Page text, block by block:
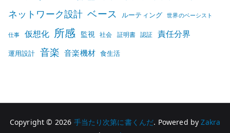
ネットワーク設計 ベース ルーティング 世界のベーシスト
仕事 仮想化 所感 監視 社会 証明書 認証 責任分界
運用設計 音楽 音楽機材 食生活
Copyright © 2026 手当たり次第に書くんだ. Powered byZakra